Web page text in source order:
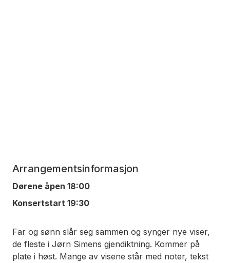
Arrangementsinformasjon
Dørene åpen 18:00
Konsertstart 19:30
Far og sønn slår seg sammen og synger nye viser,
de fleste i Jørn Simens gjendiktning. Kommer på
plate i høst. Mange av visene står med noter, tekst